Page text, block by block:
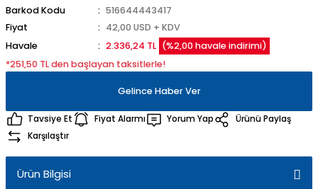
Barkod Kodu
516644443417
Fiyat
42,00 USD + KDV
Havale
2.336,24 TL (%2,00 havale indirimi)
*251,50 TL den başlayan taksitlerle!
Gelince Haber Ver
Tavsiye Et Fiyat Alarmı Yorum Yap
Ürünü Paylaş
Karşılaştır
Ürün Bilgisi